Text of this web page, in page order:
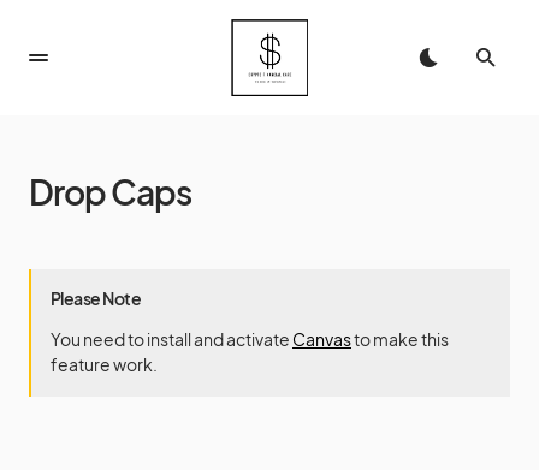
Drop Caps
Please Note
You need to install and activate Canvasto make this
feature work.